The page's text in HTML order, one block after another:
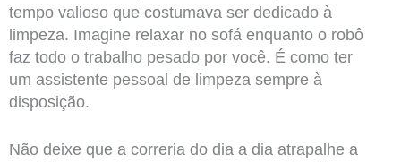
tempo valioso que costumava ser dedicado à
limpeza. Imagine relaxar no sofá enquanto o robô
faz todo o trabalho pesado por você. É como ter
um assistente pessoal de limpeza sempre à
disposição.
Não deixe que a correria do dia a dia atrapalhe a